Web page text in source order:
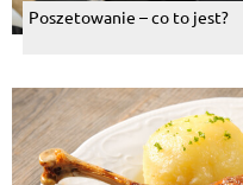
Poszetowanie – co to jest?